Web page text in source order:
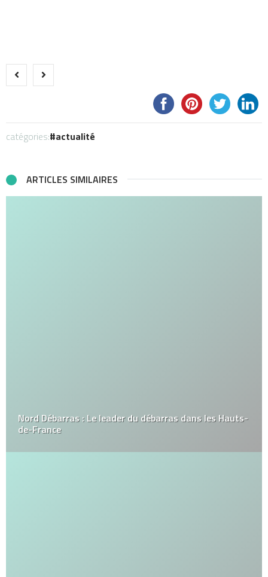
catégories: actualité
ARTICLES SIMILAIRES
Nord Débarras : Le leader du débarras dans les Hauts-
de-France